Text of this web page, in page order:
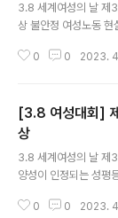
3.8 세계여성의 날 제
상 불안정 여성노동 현
방송시장이 성장하면
화려한 문화산업의
방송작가 노동자들의
0~30대 여성이 차지
면 방송작가 유니온의
동자의 권리찾기 운동
노동 환경은 여성의 노
0 0 2023.
[3.8 여성대회]
상
3.8 세계여성의 날 제
양성이 인정되는 성평
에서 각자 임무와 사명
0 0 2023.